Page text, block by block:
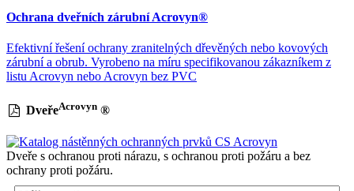
Ochrana dveřních zárubní Acrovyn®
Efektivní řešení ochrany zranitelných dřevěných nebo kovových
zárubní a obrub. Vyrobeno na míru specifikovanou zákazníkem z
listu Acrovyn nebo Acrovyn bez PVC
DveřeAcrovyn®
Dveře s ochranou proti nárazu, s ochranou proti požáru a bez
ochrany proti požáru.